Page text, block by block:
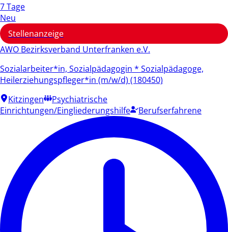
7 Tage
Neu
Stellenanzeige
AWO Bezirksverband Unterfranken e.V.
Sozialarbeiter*in, Sozialpädagogin * Sozialpädagoge,
Heilerziehungspfleger*in (m/w/d) (180450)
Kitzingen
Psychiatrische
Einrichtungen/Eingliederungshilfe
Berufserfahrene